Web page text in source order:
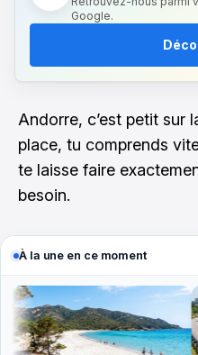
Google.
Andorre, c’est petit sur
place, tu comprends
te laisse faire
besoin.
À la une en ce moment